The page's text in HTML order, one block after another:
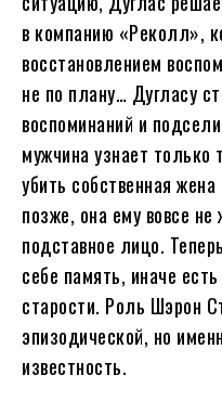
в компанию «Реколл»,
восстановлением
не по плану… Дугласу
воспоминаний и
мужчина узнает только
убить собственная
позже, она ему вовсе
подставное лицо.
себе память, иначе
старости. Роль Шэрон
эпизодической, но
известность.